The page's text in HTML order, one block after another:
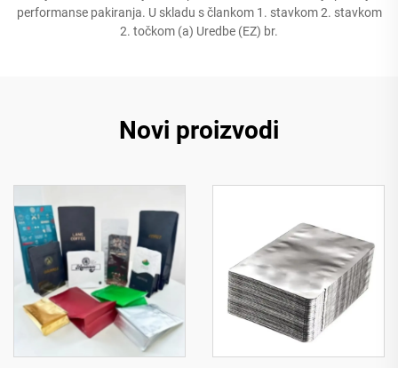
performanse pakiranja. U skladu s člankom 1. stavkom 2. stavkom
2. točkom (a) Uredbe (EZ) br.
Novi proizvodi